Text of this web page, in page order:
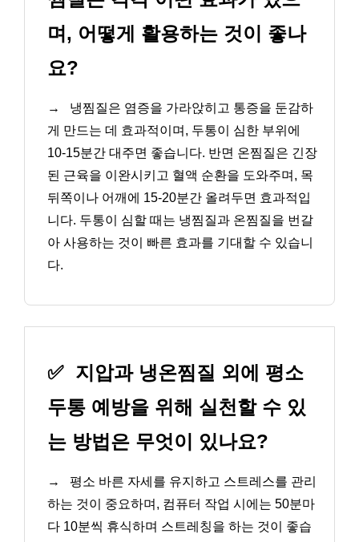
며, 어떻게 활용하는 것이 좋나
요?
→
냉찜질은 염증을 가라앉히고 통증을 둔감하
게 만드는 데 효과적이며, 두통이 심한 부위에
10-15분간 대주면 좋습니다. 반면 온찜질은 긴장
된 근육을 이완시키고 혈액 순환을 도와주며, 목
뒤쪽이나 어깨에 15-20분간 올려두면 효과적입
니다. 두통이 심할 때는 냉찜질과 온찜질을 번갈
아 사용하는 것이 빠른 효과를 기대할 수 있습니
다.
✅ 지압과 냉온찜질 외에 평소
두통 예방을 위해 실천할 수 있
는 방법은 무엇이 있나요?
→
평소 바른 자세를 유지하고 스트레스를 관리
하는 것이 중요하며, 컴퓨터 작업 시에는 50분마
다 10분씩 휴식하며 스트레칭을 하는 것이 좋습